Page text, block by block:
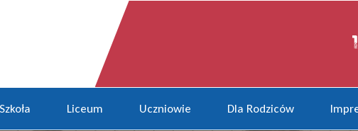
siatkówce chłopców.
Szkoła Liceum Uczniowie Dla Rodziców